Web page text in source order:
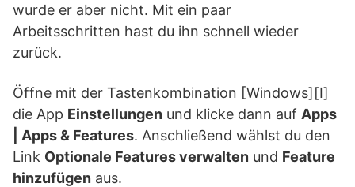
wurde er aber nicht. Mit ein paar
Arbeitsschritten hast du ihn schnell wieder
zurück.
Öffne mit der Tastenkombination [Windows][I]
die App Einstellungen und klicke dann auf Apps
| Apps & Features. Anschließend wählst du den
Link Optionale Features verwalten und Feature
hinzufügen aus.